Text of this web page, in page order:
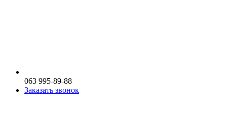
063 995-89-88
Заказать звонок